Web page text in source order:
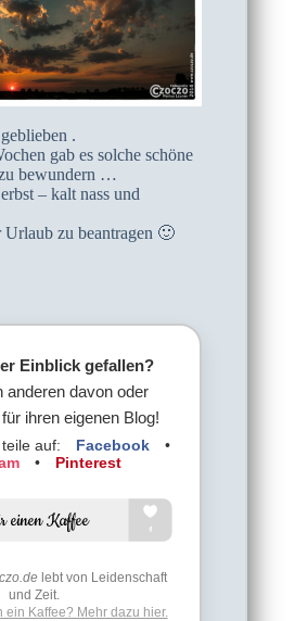
.
gab es solche schöne
bewundern …
– kalt nass und
zu beantragen 🙂
Einblick gefallen?
anderen davon oder
ihren eigenen Blog!
auf: Facebook
•
• Pinterest
lebt von Leidenschaft
und Zeit.
ein Kaffee? Mehr dazu hier.